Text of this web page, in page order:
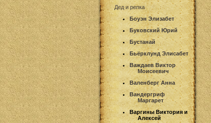
Дед и репка
Боуэн Элизабет
Буковский Юрий
Бустанай
Бьёрклунд Элисабет
Важдаев Виктор
Моисеевич
Валенберг Анна
Вандергриф
Маргарет
Варгины Виктория и
Алексей